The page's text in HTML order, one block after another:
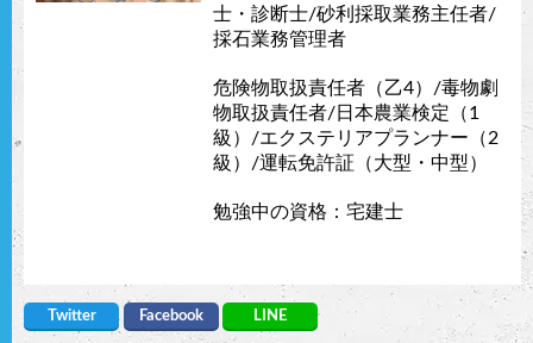
士・診断士/砂利採取業務主任者/
採石業務管理者
危険物取扱責任者（乙4）/毒物劇
物取扱責任者/日本農業検定（1
級）/エクステリアプランナー（2
級）/運転免許証（大型・中型）
勉強中の資格：宅建士
Twitter Facebook LINE